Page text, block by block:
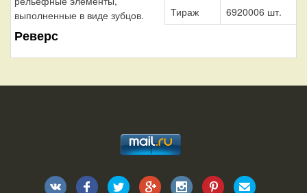
выполненные в виде зубцов.
Реверс
Тираж
6920006 шт.